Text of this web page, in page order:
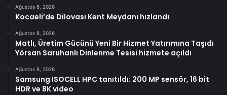
Ağustos 8, 2026
Kocaeli’de Dilovası Kent Meydanı hızlandı
Ağustos 8, 2026
Matlı, Üretim Gücünü Yeni Bir Hizmet Yatırımına Taşıdı
Yörsan Saruhanlı Dinlenme Tesisi hizmete açıldı
Ağustos 8, 2026
Samsung ISOCELL HPC tanıtıldı: 200 MP sensör, 16 bit
HDR ve 8K video